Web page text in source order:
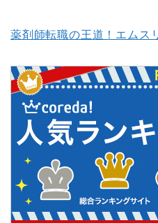
薬剤師転職の王道！エムス